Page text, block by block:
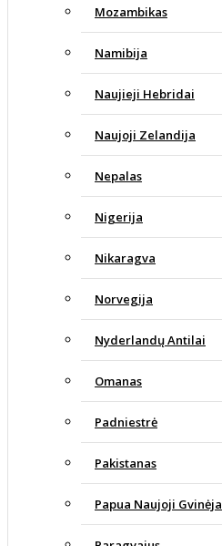
Mozambikas
Namibija
Naujieji Hebridai
Naujoji Zelandija
Nepalas
Nigerija
Nikaragva
Norvegija
Nyderlandų Antilai
Omanas
Padniestrė
Pakistanas
Papua Naujoji Gvinėja